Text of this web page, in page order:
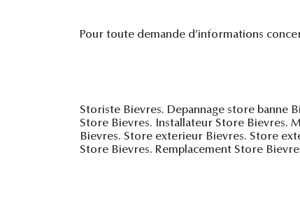
Pour toute demande d’informations
Storiste Bievres. Depannage store banne
Store Bievres. Installateur Store Bievres.
Bievres. Store exterieur Bievres. Store
Store Bievres. Remplacement Store